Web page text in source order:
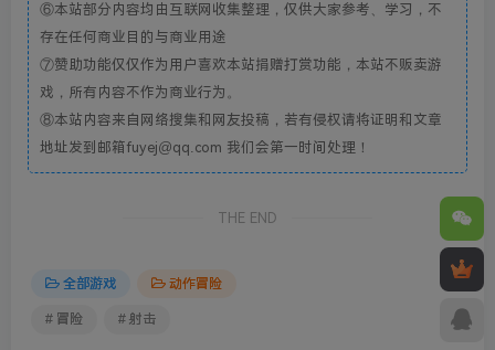
⑥本站部分内容均由互联网收集整理，仅供大家参考、学习，不
存在任何商业目的与商业用途
⑦赞助功能仅仅作为用户喜欢本站捐赠打赏功能，本站不贩卖游
戏，所有内容不作为商业行为。
⑧本站内容来自网络搜集和网友投稿，若有侵权请将证明和文章
地址发到邮箱fuyej@qq.com 我们会第一时间处理！
THE END
全部游戏 动作冒险
# 冒险 # 射击